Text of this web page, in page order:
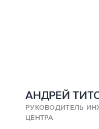
АНДРЕЙ
РУКОВОДИТЕЛЬ
ЦЕНТРА